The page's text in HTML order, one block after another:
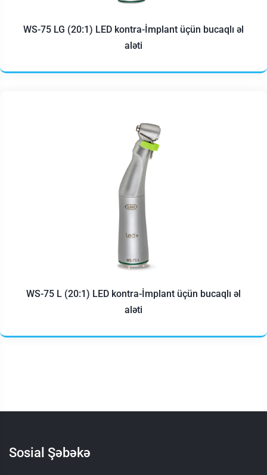
WS-75 LG (20:1) LED kontra-İmplant üçün bucaqlı əl
aləti
WS-75 L (20:1) LED kontra-İmplant üçün bucaqlı əl
aləti
Sosial Şəbəkə